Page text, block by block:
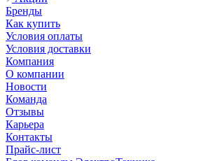
Бренды
Как купить
Условия оплаты
Условия доставки
Компания
О компании
Новости
Команда
Отзывы
Карьера
Контакты
Прайс-лист